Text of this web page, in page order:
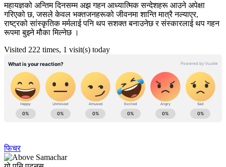
महायज्ञको अन्तिम दिनसम्म अझ गहन आध्यात्मिक सन्देशहरू आउने अपेक्षा
गरिएको छ, जसले केवल भक्तजनहरूको जीवनमा शान्ति मात्रै नल्याएर,
राष्ट्रको सांस्कृतिक मर्मलाई पनि थप सशक्त बनाउनेछ र संस्कारलाई थप गहन
रूपमा बुझ्ने मौका मिल्नेछ ।
Visited 222 times, 1 visit(s) today
फिचर